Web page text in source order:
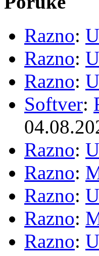
Razno:
Razno:
Razno:
Softver:
Razno:
Razno:
Razno:
Razno:
Razno: